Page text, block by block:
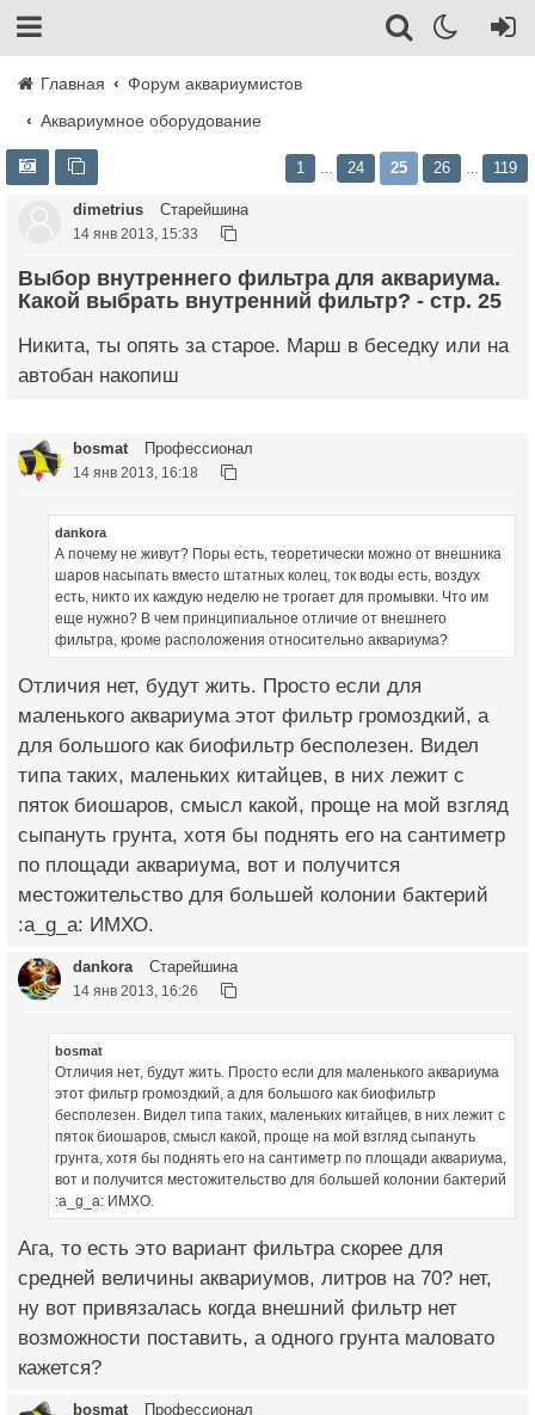
Главная
Форум аквариумистов
Аквариумное оборудование
1 24 25 26 119
dimetrius Старейшина
14 янв 2013, 15:33
Выбор внутреннего фильтра для аквариума.
Какой выбрать внутренний фильтр? - стр. 25
Никита, ты опять за старое. Марш в беседку или на
автобан накопиш
bosmat Профессионал
14 янв 2013, 16:18
dankora
А почему не живут? Поры есть, теоретически можно от внешника
шаров насыпать вместо штатных колец, ток воды есть, воздух
есть, никто их каждую неделю не трогает для промывки. Что им
еще нужно? В чем принципиальное отличие от внешнего
фильтра, кроме расположения относительно аквариума?
Отличия нет, будут жить. Просто если для
маленького аквариума этот фильтр громоздкий, а
для большого как биофильтр бесполезен. Видел
типа таких, маленьких китайцев, в них лежит с
пяток биошаров, смысл какой, проще на мой взгляд
сыпануть грунта, хотя бы поднять его на сантиметр
по площади аквариума, вот и получится
местожительство для большей колонии бактерий
:a_g_a: ИМХО.
dankora Старейшина
14 янв 2013, 16:26
bosmat
Отличия нет, будут жить. Просто если для маленького аквариума
этот фильтр громоздкий, а для большого как биофильтр
бесполезен. Видел типа таких, маленьких китайцев, в них лежит с
пяток биошаров, смысл какой, проще на мой взгляд сыпануть
грунта, хотя бы поднять его на сантиметр по площади аквариума,
вот и получится местожительство для большей колонии бактерий
:a_g_a: ИМХО.
Ага, то есть это вариант фильтра скорее для
средней величины аквариумов, литров на 70? нет,
ну вот привязалась когда внешний фильтр нет
возможности поставить, а одного грунта маловато
кажется?
bosmat Профессионал